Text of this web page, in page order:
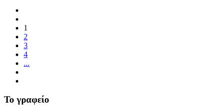
1
2
3
4
...
Το γραφείο